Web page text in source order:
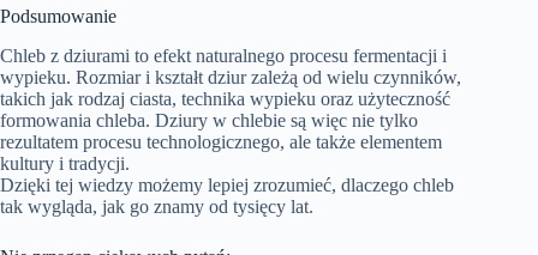
Podsumowanie
Chleb z dziurami to efekt naturalnego procesu fermentacji i
wypieku. Rozmiar i kształt dziur zależą od wielu czynników,
takich jak rodzaj ciasta, technika wypieku oraz użyteczność
formowania chleba. Dziury w chlebie są więc nie tylko
rezultatem procesu technologicznego, ale także elementem
kultury i tradycji.
Dzięki tej wiedzy możemy lepiej zrozumieć, dlaczego chleb
tak wygląda, jak go znamy od tysięcy lat.